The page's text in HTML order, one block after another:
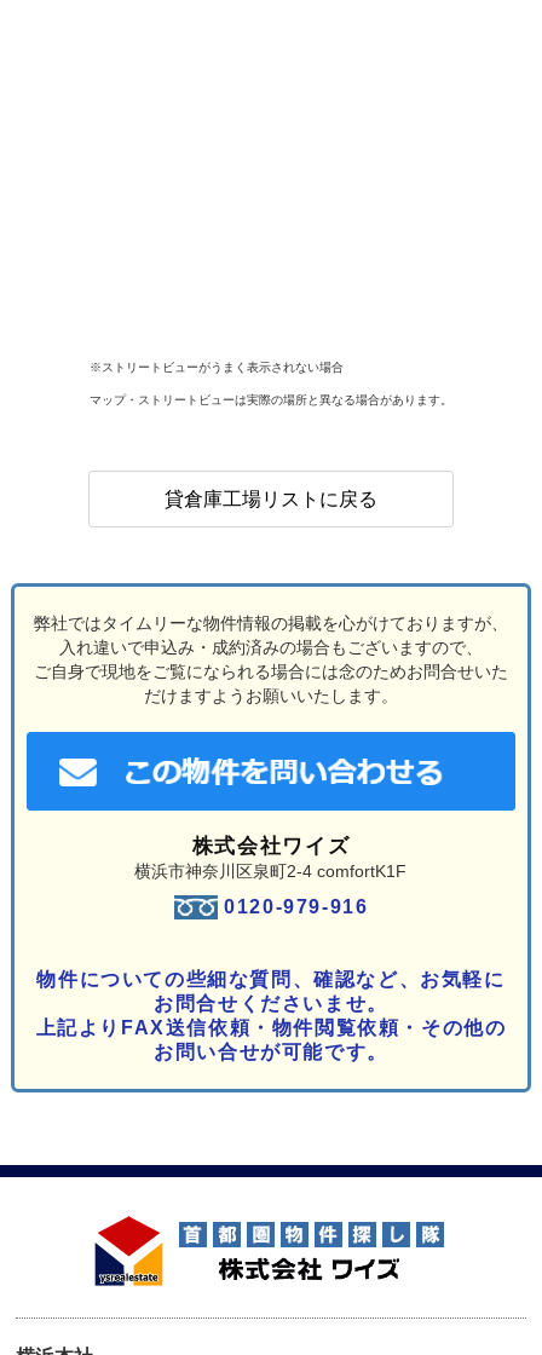
※ストリートビューがうまく表示されない場合
マップ・ストリートビューは実際の場所と異なる場合があります。
貸倉庫工場リストに戻る
弊社ではタイムリーな物件情報の掲載を心がけておりますが、
入れ違いで申込み・成約済みの場合もございますので、
ご自身で現地をご覧になられる場合には念のためお問合せいた
だけますようお願いいたします。
株式会社ワイズ
横浜市神奈川区泉町2-4 comfortK1F
0120-979-916
物件についての些細な質問、確認など、お気軽に
お問合せくださいませ。
上記よりFAX送信依頼・物件閲覧依頼・その他の
お問い合せが可能です。